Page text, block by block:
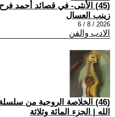
(45) الأنثى- في قصائد أحمد فرح”
زينب العسال
2026 / 8 / 6
الادب والفن
(46) الخلاصة الروحية من
الله | الجزء المائة وثلاثة